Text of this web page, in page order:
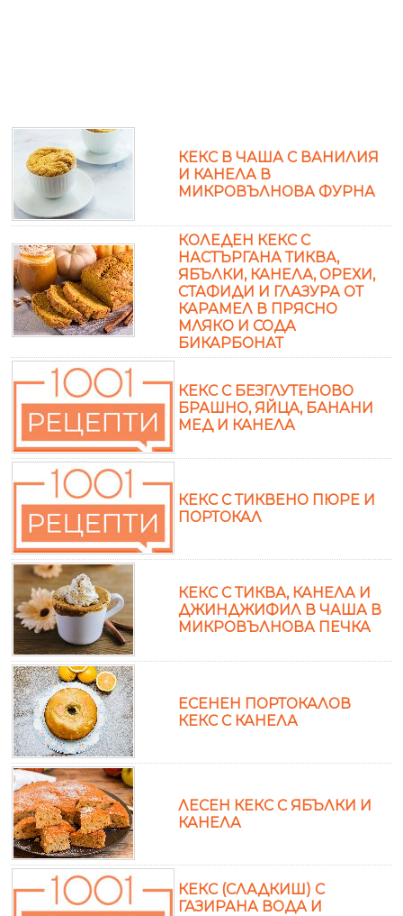
КЕКС В ЧАША С ВАНИЛИЯ
И КАНЕЛА В
МИКРОВЪЛНОВА ФУРНА
КОЛЕДЕН КЕКС С
НАСТЪРГАНА ТИКВА,
ЯБЪЛКИ, КАНЕЛА, ОРЕХИ,
СТАФИДИ И ГЛАЗУРА ОТ
КАРАМЕЛ В ПРЯСНО
МЛЯКО И СОДА
БИКАРБОНАТ
КЕКС С БЕЗГЛУТЕНОВО
БРАШНО, ЯЙЦА, БАНАНИ
МЕД И КАНЕЛА
КЕКС С ТИКВЕНО ПЮРЕ И
ПОРТОКАЛ
КЕКС С ТИКВА, КАНЕЛА И
ДЖИНДЖИФИЛ В ЧАША В
МИКРОВЪЛНОВА ПЕЧКА
ЕСЕНЕН ПОРТОКАЛОВ
КЕКС С КАНЕЛА
ЛЕСЕН КЕКС С ЯБЪЛКИ И
КАНЕЛА
КЕКС (СЛАДКИШ) С
ГАЗИРАНА ВОДА И